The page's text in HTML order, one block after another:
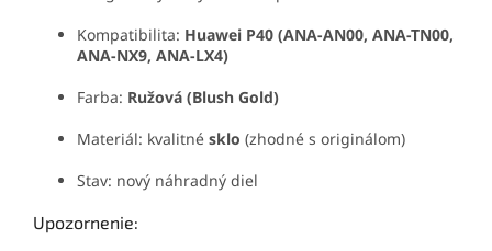
Kompatibilita: Huawei P40 (ANA-AN00, ANA-TN00,
ANA-NX9, ANA-LX4)
Farba: Ružová (Blush Gold)
Materiál: kvalitné sklo (zhodné s originálom)
Stav: nový náhradný diel
Upozornenie: